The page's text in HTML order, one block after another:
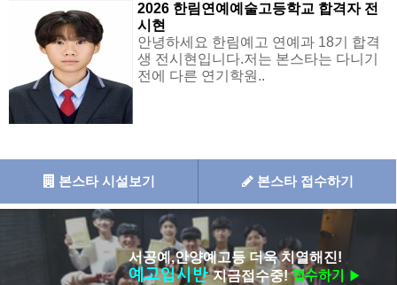
2026 한림연예예술고등학교 합격자 전
시현
안녕하세요 한림예고 연예과 18기 합격
생 전시현입니다.저는 본스타는 다니기
전에 다른 연기학원..
본스타 시설보기 본스타 접수하기
서공예,안양예고등 더욱 치열해진!
예고입시반지금접수중!접수하기 ▶